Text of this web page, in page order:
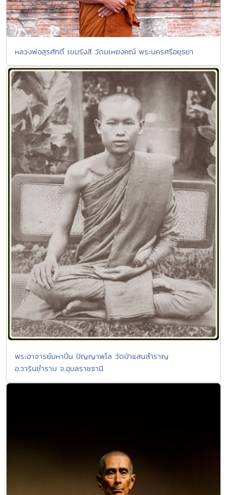
หลวงพ่อสุรศักดิ์ เขมรังสี วัดมเหยงคณ์ พระนครศรีอยุธยา
พระอาจารย์มหาปิ่น ปัญญาพโล วัดป่าแสนสำราญ
อ.วารินชำราบ จ.อุบลราชธานี